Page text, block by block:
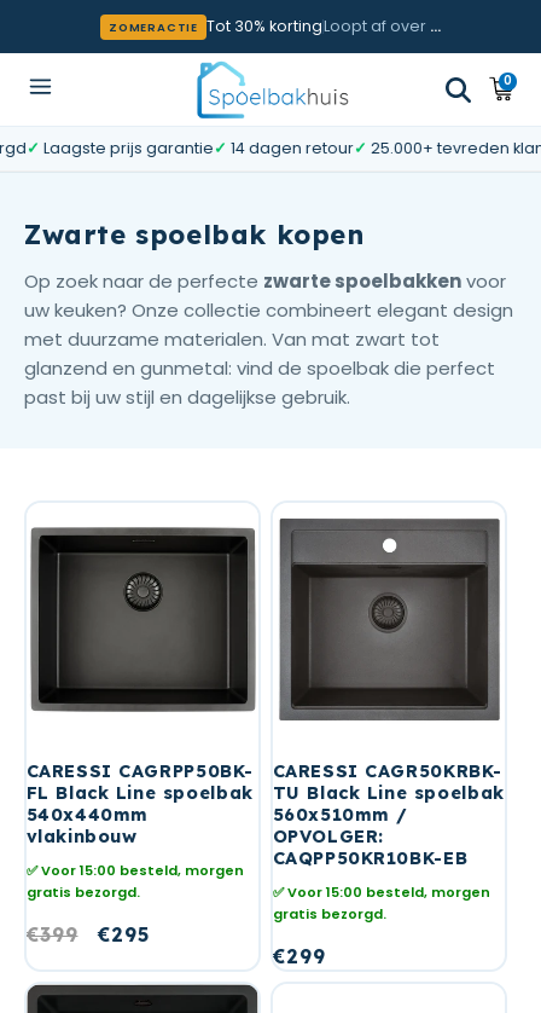
Meteen naar de content
ZOMERACTIE Tot 30% kortingLoopt af over …
00
prijs garantie✓14 dagen retour ✓25.000+ tevreden klanten✓
Zwarte spoelbak kopen
Op zoek naar de perfecte zwarte spoelbakkenvoor
uw keuken? Onze collectie combineert elegant design
met duurzame materialen. Van mat zwart tot
glanzend en gunmetal: vind de spoelbak die perfect
past bij uw stijl en dagelijkse gebruik.
CARESSI CAGRPP50BK-
FL Black Line spoelbak
540x440mm
vlakinbouw
✅ Voor 15:00 besteld, morgen
gratis bezorgd.
Normale
prijs
€399 Aanbiedingsprijs
€295
CARESSI CAGR50KRBK-
TU Black Line spoelbak
560x510mm /
OPVOLGER:
CAQPP50KR10BK-EB
✅ Voor 15:00 besteld, morgen
gratis bezorgd.
Normale
prijs
€299